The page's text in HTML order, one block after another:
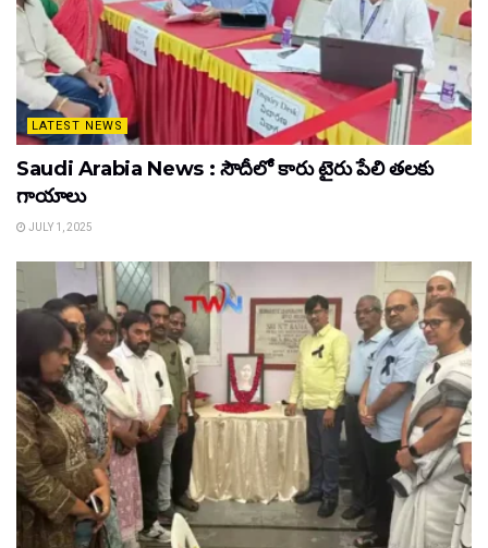
LATEST NEWS
Saudi Arabia News : సౌదీలో కారు టైరు పేలి తలకు
గాయాలు
JULY 1, 2025